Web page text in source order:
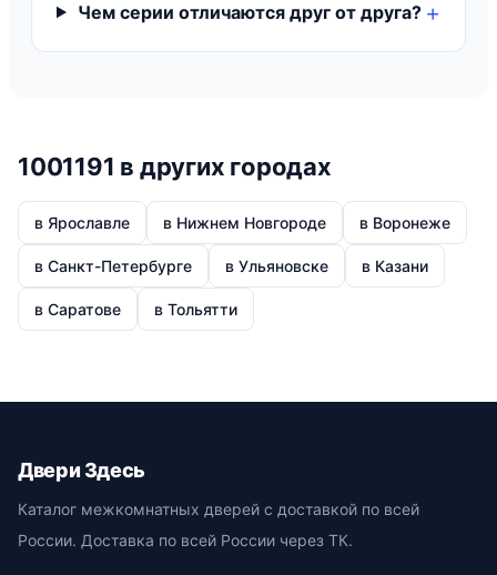
Чем серии отличаются друг от друга?
1001191 в других городах
в Ярославле в Нижнем Новгороде в Воронеже
в Санкт-Петербурге в Ульяновске в Казани
в Саратове в Тольятти
Двери Здесь
Каталог межкомнатных дверей с доставкой по всей
России. Доставка по всей России через ТК.